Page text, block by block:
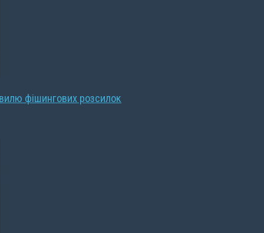
фішингових розсилок